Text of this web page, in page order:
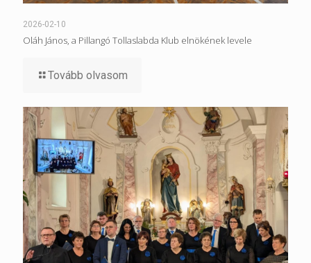
2026-02-10
Oláh János, a Pillangó Tollaslabda Klub elnökének levele
Tovább olvasom